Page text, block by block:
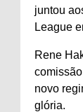
juntou
League
Rene
novo
glória.